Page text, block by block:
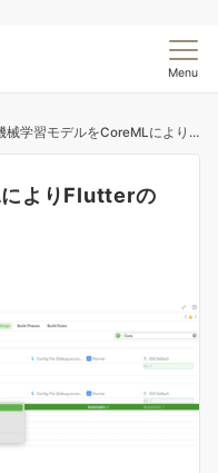
Menu
学習モデルをCoreMLによりFlutterのiosアプリで動かす方法
よりFlutterの